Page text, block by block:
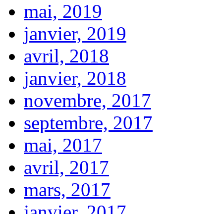
mai, 2019
janvier, 2019
avril, 2018
janvier, 2018
novembre, 2017
septembre, 2017
mai, 2017
avril, 2017
mars, 2017